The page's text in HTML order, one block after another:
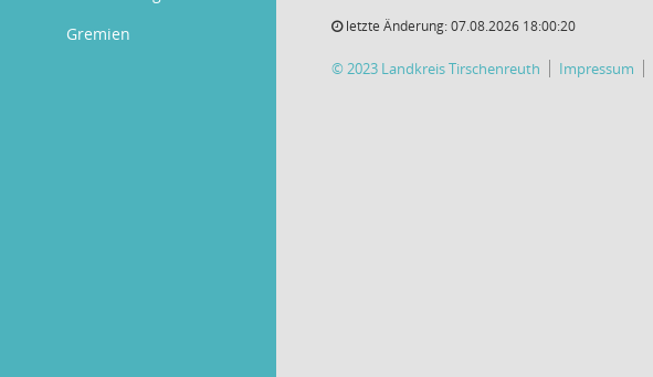
Gremien
letzte Änderung: 07.08.2026 18:00:20
© 2023 Landkreis Tirschenreuth Impressum